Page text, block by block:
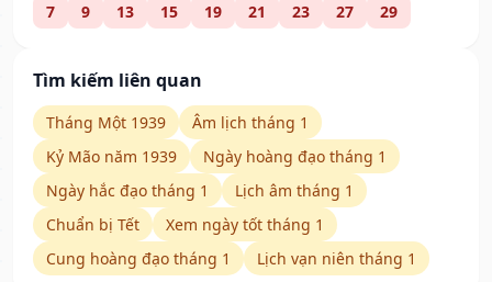
7 9 13 15 19 21 23 27 29
Tìm kiếm liên quan
Tháng Một 1939
Âm lịch tháng 1
Kỷ Mão năm 1939
Ngày hoàng đạo tháng 1
Ngày hắc đạo tháng 1
Lịch âm tháng 1
Chuẩn bị Tết
Xem ngày tốt tháng 1
Cung hoàng đạo tháng 1
Lịch vạn niên tháng 1